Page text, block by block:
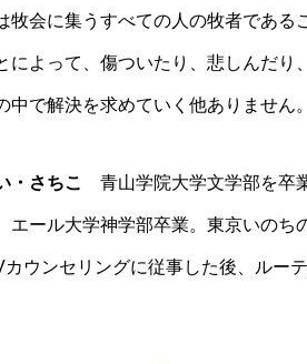
牧会に集うすべての人の牧者である
によって、傷ついたり、悲しんだり
中で解決を求めていく他ありません
・さちこ 青山学院大学文学部を卒
エール大学神学部卒業。東京いのち
カウンセリングに従事した後、ルー